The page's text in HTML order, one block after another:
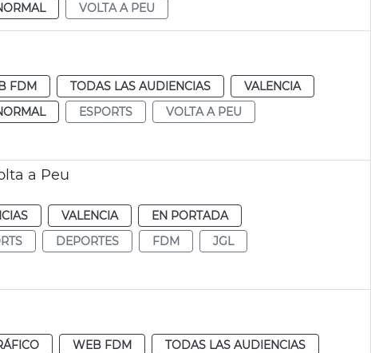
VOLTA A PEU
FDM TODAS LAS AUDIENCIAS
VALENCIA
ESPORTS
VOLTA A PEU
a Peu
VALENCIA
EN PORTADA
DEPORTES FDM
JGL
WEB FDM
TODAS LAS AUDIENCIAS